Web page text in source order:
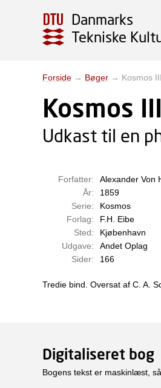
Danmarks
Tekniske
Forside → Bøger → Kosmos
Kosmos III
Udkast til en
Forfatter:
Alexander Von
År:
1859
Serie:
Kosmos
Forlag:
F.H. Eibe
Sted:
Kjøbenhavn
Udgave:
Andet Oplag
Sider:
166
Tredie bind. Oversat af C. A.
Digitaliseret bog
Bogens tekst er maskinlæst,